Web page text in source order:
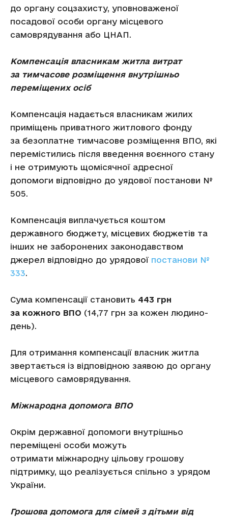
до органу соцзахисту, уповноваженої
посадової особи органу місцевого
самоврядування або ЦНАП.
Компенсація власникам житла витрат
за тимчасове розміщення внутрішньо
переміщених осіб
Компенсація надається власникам жилих
приміщень приватного житлового фонду
за безоплатне тимчасове розміщення ВПО, які
перемістились після введення воєнного стану
і не отримують щомісячної адресної
допомоги відповідно до уядової постанови №
505.
Компенсація виплачується коштом
державного бюджету, місцевих бюджетів та
інших не заборонених законодавством
джерел відповідно до урядової постанови №
333.
Сума компенсації становить 443 грн
за кожного ВПО (14,77 грн за кожен людино-
день).
Для отримання компенсації власник житла
звертається із відповідною заявою до органу
місцевого самоврядування.
Міжнародна допомога ВПО
Окрім державної допомоги внутрішньо
переміщені особи можуть
отримати міжнародну цільову грошову
підтримку, що реалізується спільно з урядом
України.
Грошова допомога для сімей з дітьми від